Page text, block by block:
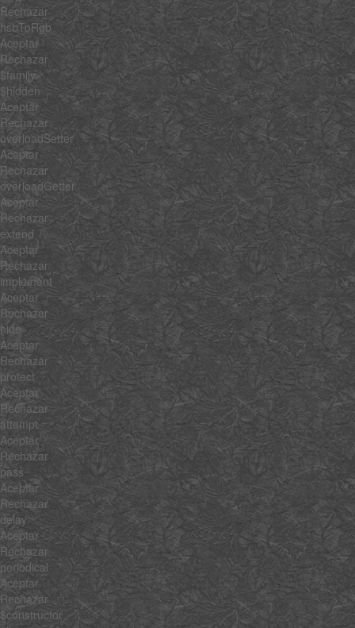
Rechazar
hsbToRgb
Aceptar
Rechazar
$family
$hidden
Aceptar
Rechazar
overloadSetter
Aceptar
Rechazar
overloadGetter
Aceptar
Rechazar
extend
Aceptar
Rechazar
implement
Aceptar
Rechazar
hide
Aceptar
Rechazar
protect
Aceptar
Rechazar
attempt
Aceptar
Rechazar
pass
Aceptar
Rechazar
delay
Aceptar
Rechazar
periodical
Aceptar
Rechazar
$constructor